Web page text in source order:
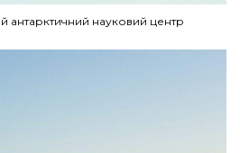
антарктичний науковий центр